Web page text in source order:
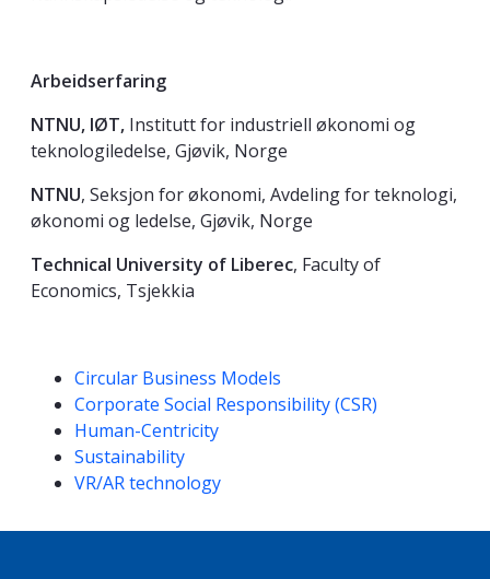
Arbeidserfaring
NTNU, IØT, Institutt for industriell økonomi og
teknologiledelse, Gjøvik, Norge
NTNU, Seksjon for økonomi, Avdeling for teknologi,
økonomi og ledelse, Gjøvik, Norge
Technical University of Liberec, Faculty of
Economics, Tsjekkia
Kompetanseord
Circular Business Models
Corporate Social Responsibility (CSR)
Human-Centricity
Sustainability
VR/AR technology